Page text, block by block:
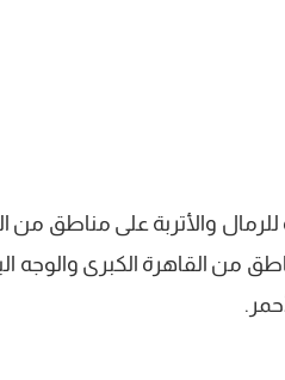
والأتربة على مناطق من
من القاهرة الكبرى والوجه